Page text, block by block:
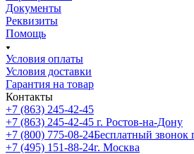
Документы
Реквизиты
Помощь
Условия оплаты
Условия доставки
Гарантия на товар
Контакты
+7 (863) 245-42-45
+7 (863) 245-42-45 г. Ростов-на-Дону
+7 (800) 775-08-24Бесплатный звонок
+7 (495) 151-88-24г. Москва